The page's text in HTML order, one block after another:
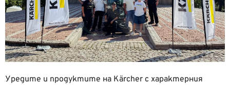
Уредите и продуктите на Kärcher с характерния